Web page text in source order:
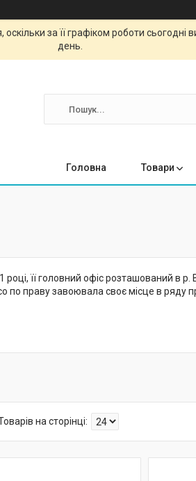
за її графіком роботи
день.
Головна Товари
році, її головний офіс розташований
по праву завоювала своє місце в ряду